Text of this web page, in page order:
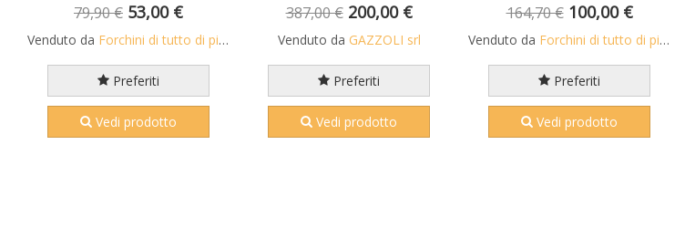
79,90 € 53,00 €
Venduto da Forchini di tutto di più di Forchini Alberto
Preferiti
Vedi prodotto
387,00 € 200,00 €
Venduto da GAZZOLI srl
Preferiti
Vedi prodotto
164,70 € 100,00 €
Venduto da Forchini di tutto di più di Forchini Alberto
Preferiti
Vedi prodotto